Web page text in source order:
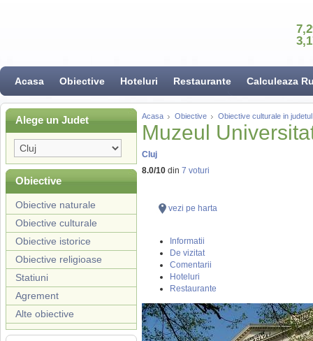
Acasa Obiective Hoteluri Restaurante Calculeaza
Alege un Judet
Obiective
Obiective naturale
Obiective culturale
Obiective istorice
Obiective religioase
Statiuni
Agrement
Alte obiective
Acasa Obiective Obiective culturale in
Muzeul
Cluj
8.0/10 din 7 voturi
vezi pe harta
Informatii
De vizitat
Comentarii
Hoteluri
Restaurante